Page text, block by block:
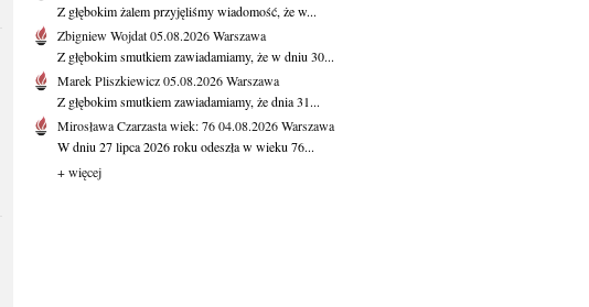
Z głębokim żalem przyjęliśmy wiadomość, że w...
Zbigniew Wojdat05.08.2026Warszawa
Z głębokim smutkiem zawiadamiamy, że w dniu 30...
Marek Pliszkiewicz05.08.2026Warszawa
Z głębokim smutkiem zawiadamiamy, że dnia 31...
Mirosława Czarzastawiek: 7604.08.2026Warszawa
W dniu 27 lipca 2026 roku odeszła w wieku 76...
+ więcej